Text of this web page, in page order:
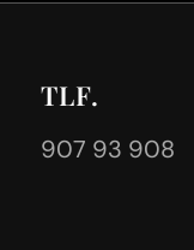
TLF.
907 93 908